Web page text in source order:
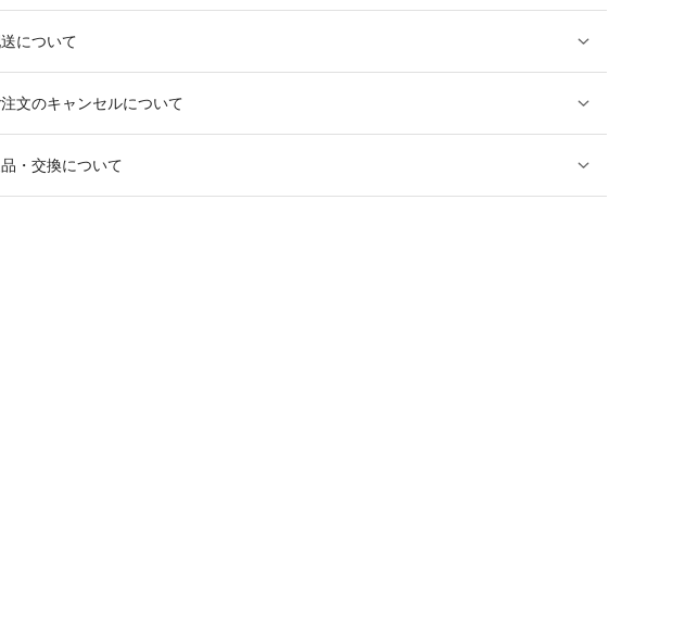
について
文のキャンセルについて
・交換について